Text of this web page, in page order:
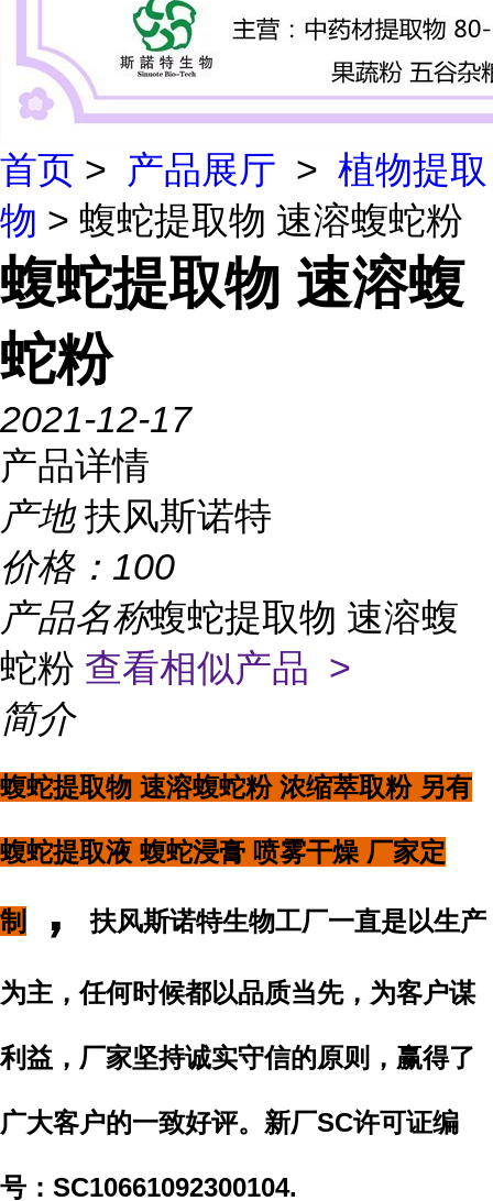
首页 > 产品展厅 > 植物提取
物 > 蝮蛇提取物 速溶蝮蛇粉
蝮蛇提取物 速溶蝮
蛇粉
2021-12-17
产品详情
产地 扶风斯诺特
价格： 100
产品名称蝮蛇提取物 速溶蝮
蛇粉 查看相似产品 >
简介
蝮蛇提取物 速溶蝮蛇粉 浓缩萃取粉 另有
蝮蛇提取液 蝮蛇浸膏 喷雾干燥 厂家定
制 ， 扶风斯诺特生物工厂一直是以生产
为主，任何时候都以品质当先，为客户谋
利益，厂家坚持诚实守信的原则，赢得了
广大客户的一致好评。新厂SC许可证编
号：SC10661092300104.